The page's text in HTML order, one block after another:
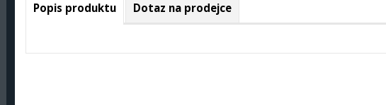
Popis produktu Dotaz na prodejce